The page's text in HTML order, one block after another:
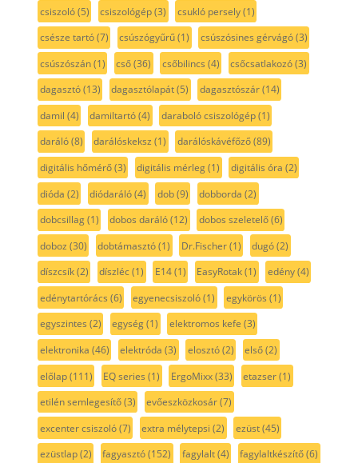
csiszoló(5) csiszológép(3) csukló persely(1)
csésze tartó(7) csúszógyűrű(1) csúszósines gérvágó(3)
csúszószán(1) cső(36) csőbilincs (4) csőcsatlakozó(3)
dagasztó(13) dagasztólapát(5) dagasztószár(14)
damil (4) damiltartó(4) daraboló csiszológép(1)
daráló(8) darálóskeksz (1) darálóskávéfőző(89)
digitális hőmérő(3) digitális mérleg(1) digitális óra (2)
dióda (2) diódaráló(4) dob(9) dobborda (2)
dobcsillag(1) dobos daráló(12) dobos szeletelő(6)
doboz (30) dobtámasztó(1) Dr.Fischer(1) dugó(2)
díszcsík(2) díszléc(1) E14(1) EasyRotak(1) edény(4)
edénytartórács (6) egyenecsiszoló(1) egykörös (1)
egyszintes (2) egység(1) elektromos kefe (3)
elektronika (46) elektróda (3) elosztó(2) első(2)
előlap(111) EQ series (1) ErgoMixx(33) etazser(1)
etilén semlegesítő(3) evőeszközkosár(7)
excenter csiszoló(7) extra mélytepsi (2) ezüst(45)
ezüstlap(2) fagyasztó(152) fagylalt(4) fagylaltkészítő(6)